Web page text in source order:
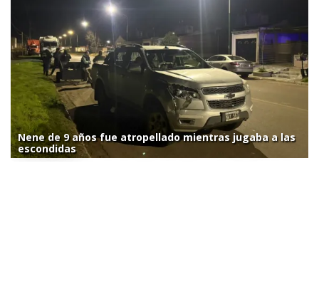
Nene de 9 años fue atropellado mientras jugaba a las
escondidas